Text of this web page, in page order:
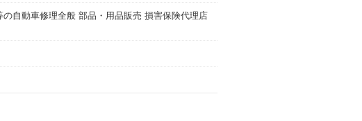
自動車修理全般 部品・用品販売 損害保険代理店